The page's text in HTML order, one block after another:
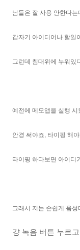
남들은 잘 사용 안한다
갑자기 아이디어나 할일
그런데 침대위에 누워있
예전에 메모앱을 실행
안경 써야죠, 타이핑 해
타이핑 하다보면 아이디
그래서 저는 손쉽게 음
걍 녹음 버튼 누르